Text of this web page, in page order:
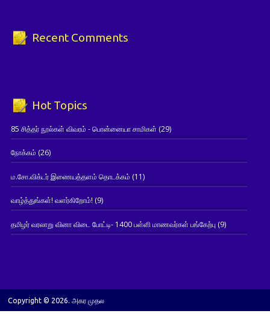
Recent Comments
Hot Topics
85 சித்தர் நூல்கள் விவரம் - பொன்னையா சாமிகள் (29)
நோக்கம் (26)
ம.சோ.விக்டர் இணையத்தளம் தொடக்கம் (11)
வாழ்த்துங்கள்! வளர்கிறோம்! (9)
தமிழர் வரலாறு வினா விடை போட்டி- 1400 பள்ளி மாணவர்கள் பங்கேற்பு(9)
Copyright © 2026. அகர முதல